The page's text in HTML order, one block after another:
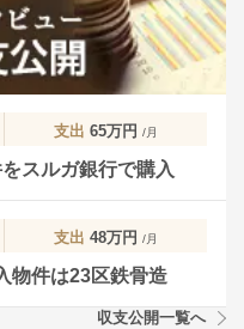
支出 65万円 /月
スルガ銀行で購入
支出 48万円 /月
物件は23区鉄骨造
収支公開一覧へ